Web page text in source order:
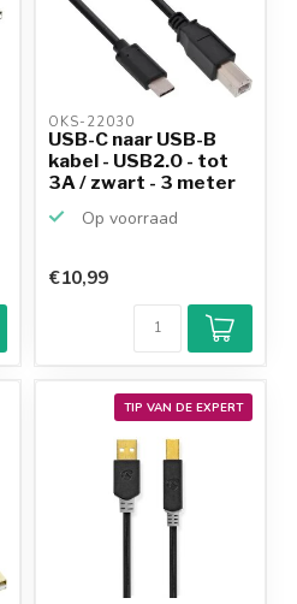
OKS-22030
USB-C naar USB-B
kabel - USB2.0 - tot
3A / zwart - 3 meter
Op voorraad
Klantenbeoordeling
9,2/10
Achteraf
betalen mogelijk
productkennis
€10,99
TIP VAN DE EXPERT